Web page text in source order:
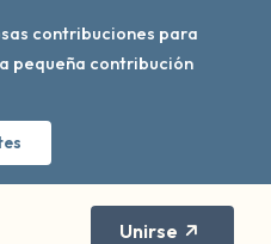
contribuciones para
pequeña contribución
Unirse